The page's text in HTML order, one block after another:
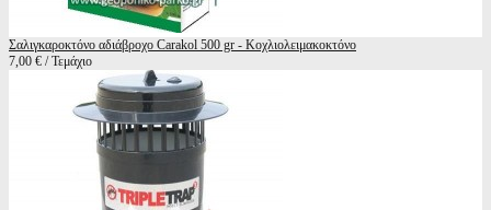
Σαλιγκαροκτόνο αδιάβροχο Carakol 500 gr - Κοχλιολειμακοκτόνο
7,00 € / Τεμάχιο